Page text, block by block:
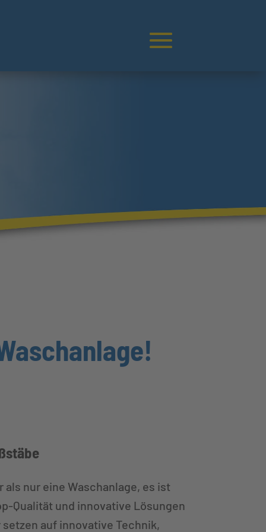
als nur eine Waschanlage, es ist
Qualität und innovative Lösungen
auf innovative Technik,